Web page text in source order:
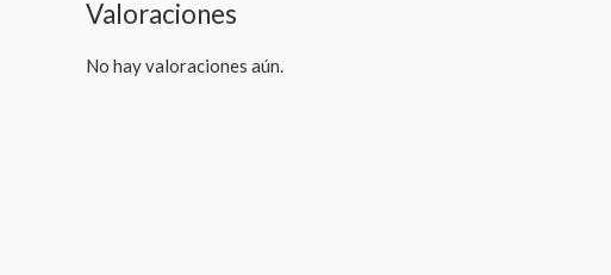
Valoraciones
No hay valoraciones aún.